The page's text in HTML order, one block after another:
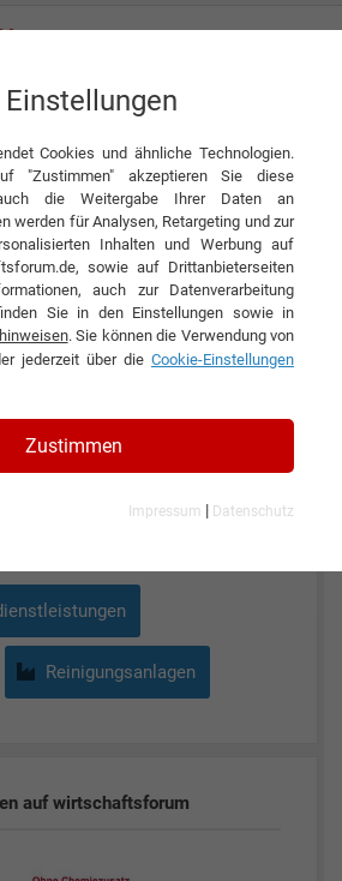
AG
Systems AG
Reinigungsanlagen
auf wirtschaftsforum
Cookies und ähnliche Technologien.
"Zustimmen" akzeptieren Sie diese
die Weitergabe Ihrer Daten an
werden für Analysen, Retargeting und zur
Inhalten und Werbung auf
sowie auf Drittanbieterseiten
auch zur Datenverarbeitung
Sie in den Einstellungen sowie in
. Sie können die Verwendung von
jederzeit über die Cookie-Einstellungen
Zustimmen
Impressum | Datenschutz